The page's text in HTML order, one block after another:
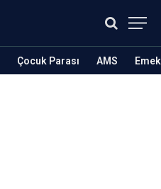
Çocuk Parası AMS